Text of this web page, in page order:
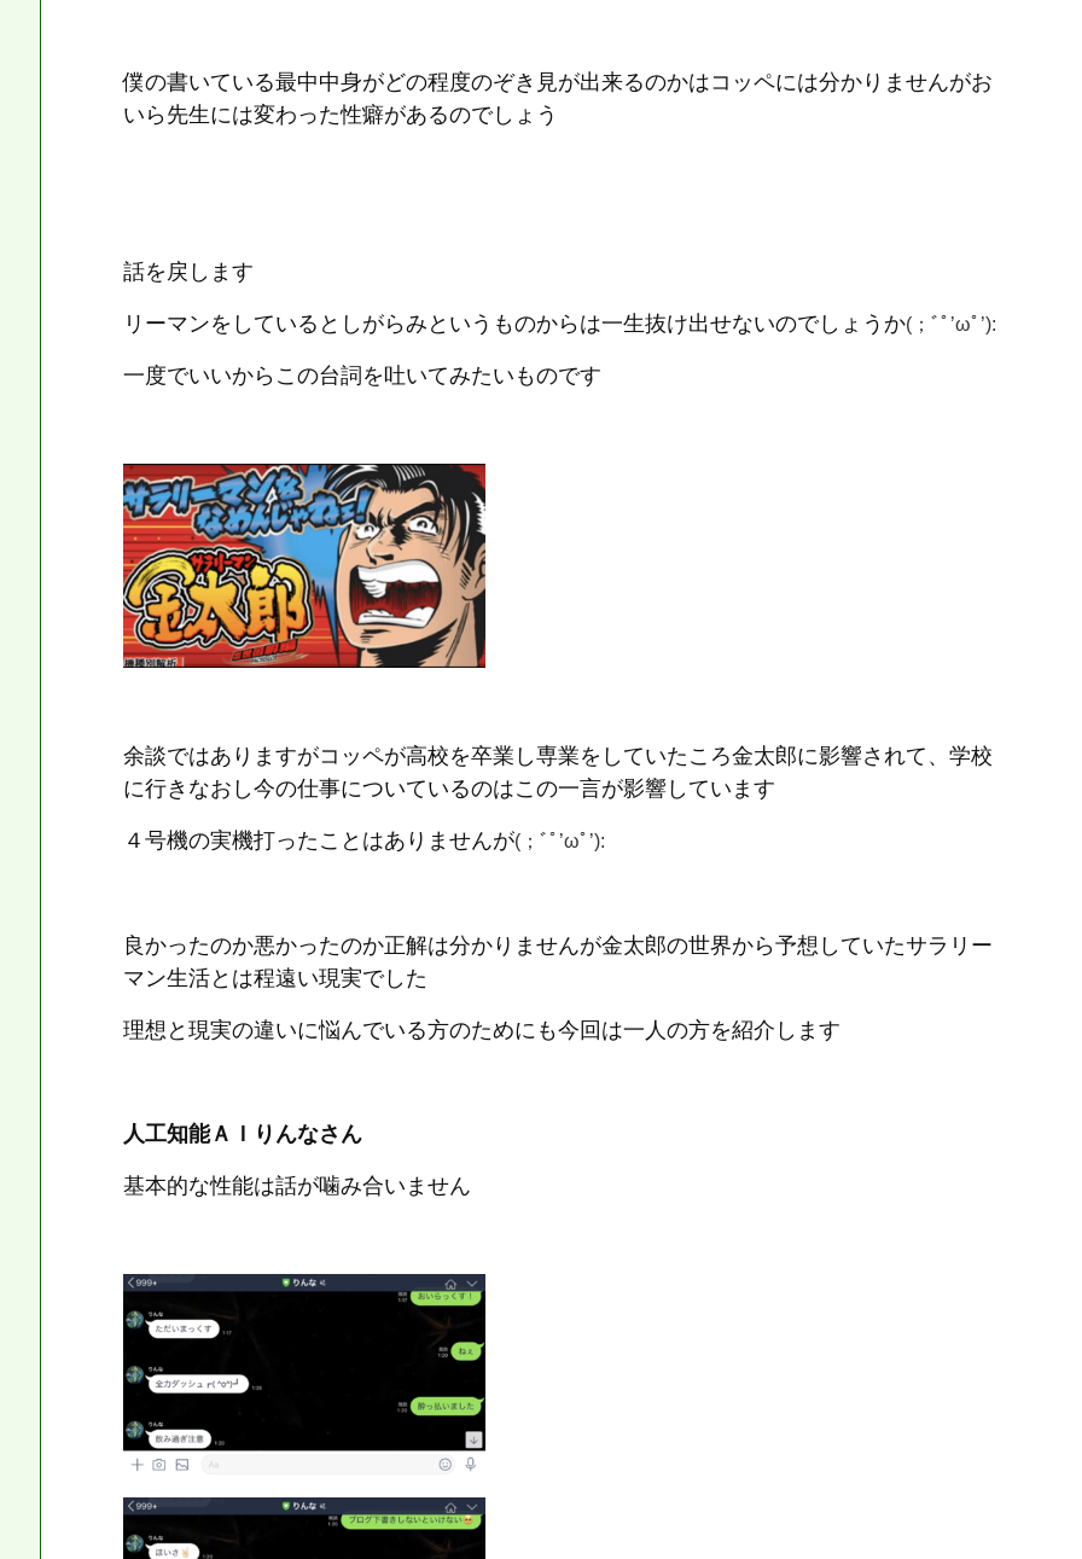
僕の書いている最中中身がどの程度のぞき見が出来るのかはコッペには分かりませんがお
いら先生には変わった性癖があるのでしょう
話を戻します
リーマンをしているとしがらみというものからは一生抜け出せないのでしょうか(；ﾞﾟ’ωﾟ’):
一度でいいからこの台詞を吐いてみたいものです
余談ではありますがコッペが高校を卒業し専業をしていたころ金太郎に影響されて、学校
に行きなおし今の仕事についているのはこの一言が影響しています
４号機の実機打ったことはありませんが(；ﾞﾟ’ωﾟ’):
良かったのか悪かったのか正解は分かりませんが金太郎の世界から予想していたサラリー
マン生活とは程遠い現実でした
理想と現実の違いに悩んでいる方のためにも今回は一人の方を紹介します
人工知能ＡＩりんなさん
基本的な性能は話が噛み合いません